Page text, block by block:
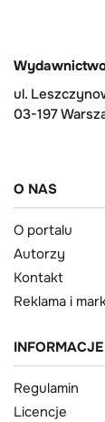
ul.
03-197
O NAS
O portalu
Autorzy
Kontakt
Reklama i
Regulamin
Licencje